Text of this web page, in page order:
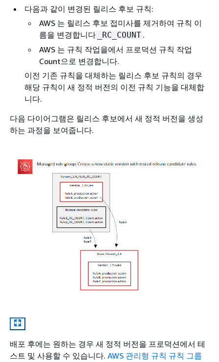
다음과 같이 변경된 릴리스 후보 규칙:
AWS 는 릴리스 후보 접미사를 제거하여 규칙 이
름을 변경합니다
_RC_COUNT .
AWS 는 규칙 작업을에서 프로덕션 규칙 작업
Count으로 변경합니다.
이전 기존 규칙을 대체하는 릴리스 후보 규칙의 경우
해당 규칙이 새 정적 버전의 이전 규칙 기능을 대체합
니다.
다음 다이어그램은 릴리스 후보에서 새 정적 버전을 생성
하는 과정을 보여줍니다.
배포 후에는 원하는 경우 새 정적 버전을 프로덕션에서 테
스트 및 사용할 수 있습니다. AWS 관리형 규칙 규칙 그룹